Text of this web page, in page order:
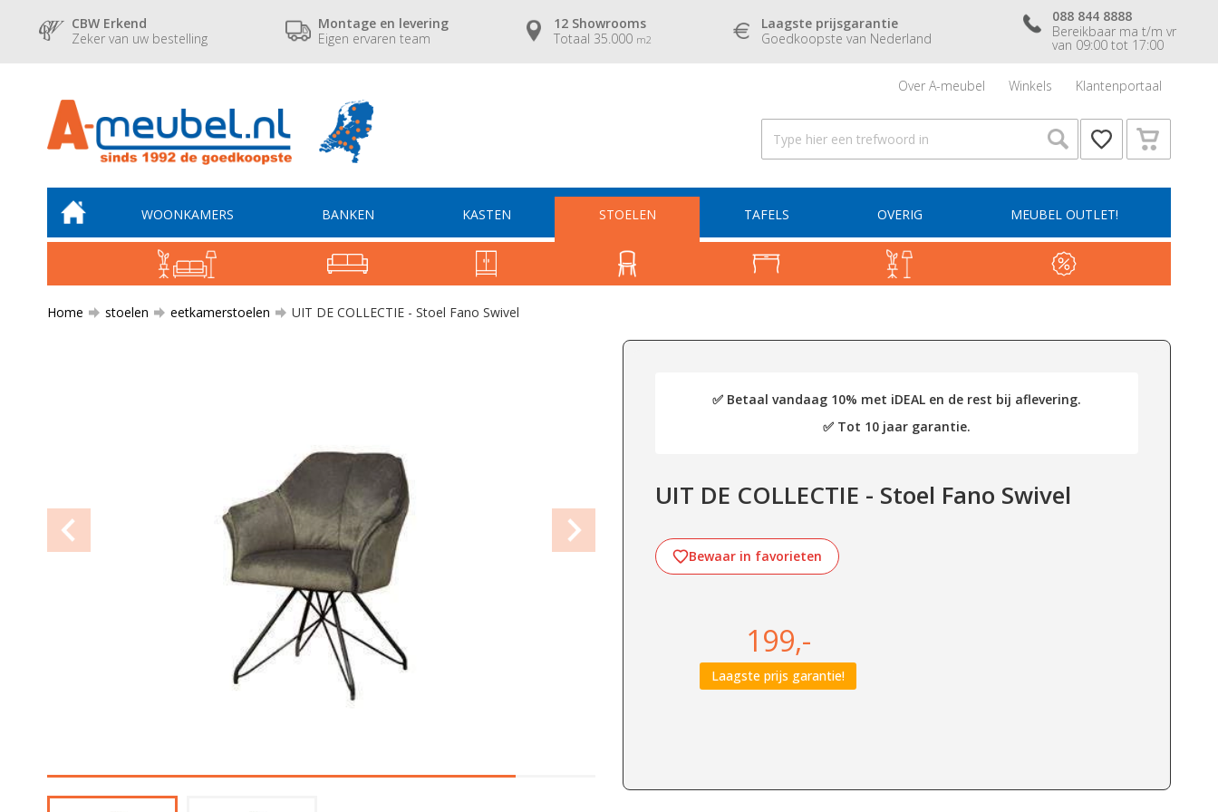
CBW Erkend
Zeker van uw bestelling
Montage en levering
Eigen ervaren team
12 Showrooms
Totaal 35.000 m2
Laagste prijsgarantie
Goedkoopste van Nederland
088 844 8888
Bereikbaar ma t/m vr
van 09:00 tot 17:00
Over A-meubel Winkels Klantenportaal
WOONKAMERS BANKEN KASTEN STOELEN TAFELS OVERIG MEUBEL OUTLET!
Home stoelen eetkamerstoelen UIT DE COLLECTIE - Stoel Fano Swivel
✅ Betaal vandaag 10% met iDEAL en de rest bij aflevering.
✅ Tot 10 jaar garantie.
UIT DE COLLECTIE - Stoel Fano Swivel
Bewaar in favorieten
199,-
Laagste prijs garantie!